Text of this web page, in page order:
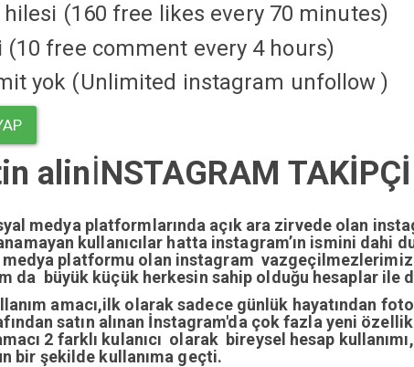
hilesi (160 free likes every 70 minutes)
(10 free comment every 4 hours)
yok (Unlimited instagram unfollow )
alinİNSTAGRAM
medya platformlarında açık ara zirvede olan
kullanıcılar hatta instagram’ın ismini dahi
medya platformu olan instagram
da büyük küçük herkesin sahip olduğu hesaplar ile
amacı,ilk olarak sadece günlük hayatından
satın alınan İnstagram'da çok fazla yeni
2 farklı kulanıcı olarak bireysel hesap
bir şekilde kullanıma geçti.